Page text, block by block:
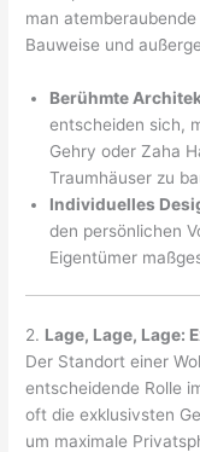
man
Bauweise und
Berühmte
entscheiden sich,
Gehry oder Zaha
Traumhäuser zu
Individuelles
den persönlichen
Eigentümer
2. Lage, Lage, Lage:
Der Standort einer
entscheidende Rolle
oft die exklusivsten
um maximale